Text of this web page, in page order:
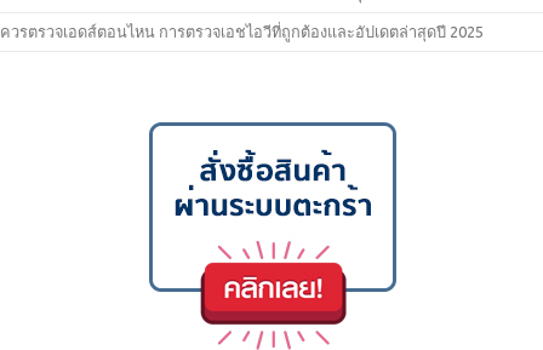
ควรตรวจเอดส์ตอนไหน การตรวจเอชไอวีที่ถูกต้องและอัปเดตล่าสุดปี 2025